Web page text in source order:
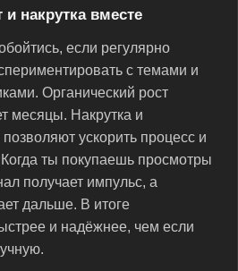
и накрутка вместе
если регулярно
с темами и
Органический рост
месяцы. Накрутка и
ускорить процесс и
Когда ты покупаешь просмотры
получает импульс, а
дальше. В итоге
и надёжнее, чем если